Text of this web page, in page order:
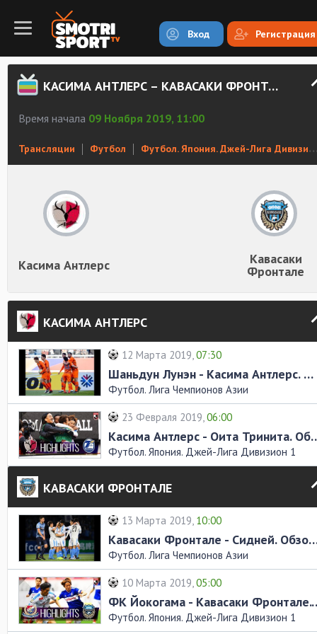
Вход Регистрация
КАСИМА АНТЛЕРС – КАВАСАКИ ФРОНТАЛЕ СМОТРЕТЬ ОНЛАЙН
Время начала 09 Ноября 2019, 11:00
Трансляции Футбол Футбол. Япония. Джей-Лига Дивизион 1
Касима Антлерс Кавасаки
Фронтале
КАСИМА АНТЛЕРС
12 Марта 2019,07:30
Шаньдун Лунэн - Касима Антлерс. Обзор матча
Футбол. Лига Чемпионов Азии
23 Февраля 2019,06:00
Касима
Футбол. Япония. Джей-Лига Дивизион 1
КАВАСАКИ ФРОНТАЛЕ
13 Марта 2019, 10:00
Кавасаки Фронтале -
Футбол. Лига Чемпионов Азии
10 Марта 2019,05:00
ФК Йокогама -
Футбол. Япония. Джей-Лига Дивизион 1